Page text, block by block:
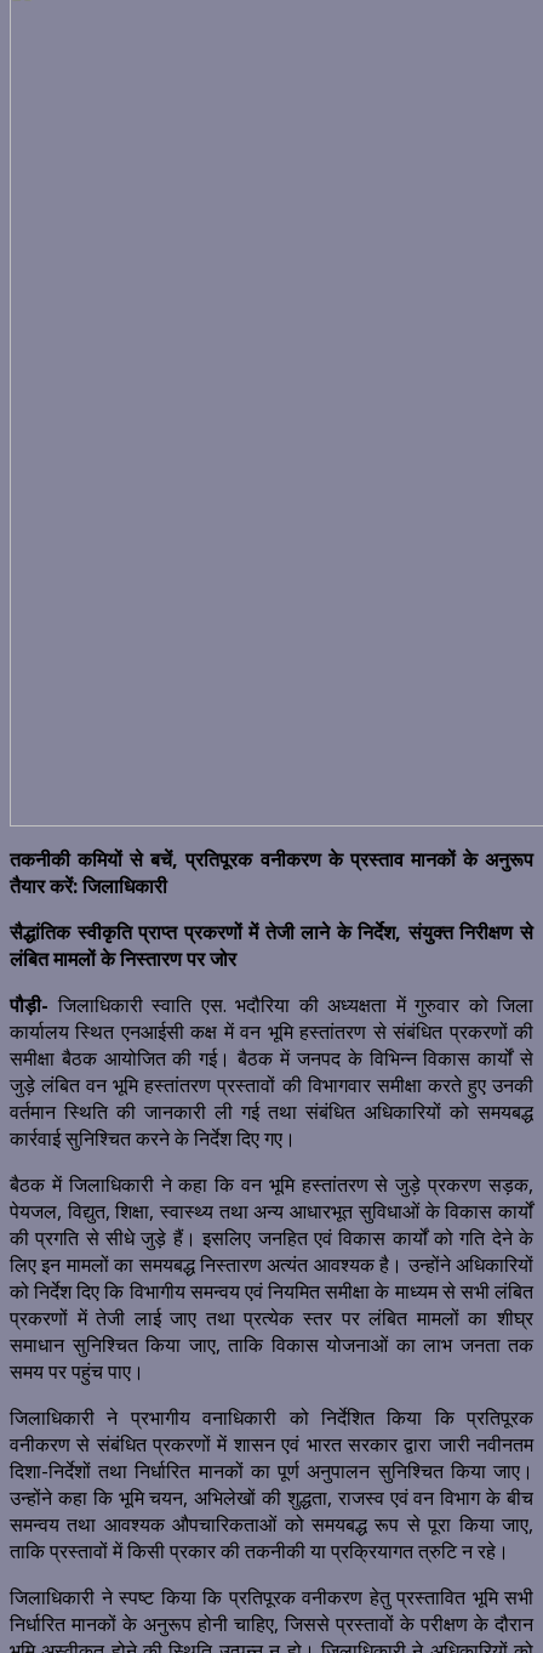
तकनीकी कमियों से बचें, प्रतिपूरक वनीकरण के प्रस्ताव मानकों के अनुरूप
तैयार करें: जिलाधिकारी
सैद्धांतिक स्वीकृति प्राप्त प्रकरणों में तेजी लाने के निर्देश, संयुक्त निरीक्षण से
लंबित मामलों के निस्तारण पर जोर
पौड़ी- जिलाधिकारी स्वाति एस. भदौरिया की अध्यक्षता में गुरुवार को जिला
कार्यालय स्थित एनआईसी कक्ष में वन भूमि हस्तांतरण से संबंधित प्रकरणों की
समीक्षा बैठक आयोजित की गई। बैठक में जनपद के विभिन्न विकास कार्यों से
जुड़े लंबित वन भूमि हस्तांतरण प्रस्तावों की विभागवार समीक्षा करते हुए उनकी
वर्तमान स्थिति की जानकारी ली गई तथा संबंधित अधिकारियों को समयबद्ध
कार्रवाई सुनिश्चित करने के निर्देश दिए गए।
बैठक में जिलाधिकारी ने कहा कि वन भूमि हस्तांतरण से जुड़े प्रकरण सड़क,
पेयजल, विद्युत, शिक्षा, स्वास्थ्य तथा अन्य आधारभूत सुविधाओं के विकास कार्यों
की प्रगति से सीधे जुड़े हैं। इसलिए जनहित एवं विकास कार्यों को गति देने के
लिए इन मामलों का समयबद्ध निस्तारण अत्यंत आवश्यक है। उन्होंने अधिकारियों
को निर्देश दिए कि विभागीय समन्वय एवं नियमित समीक्षा के माध्यम से सभी लंबित
प्रकरणों में तेजी लाई जाए तथा प्रत्येक स्तर पर लंबित मामलों का शीघ्र
समाधान सुनिश्चित किया जाए, ताकि विकास योजनाओं का लाभ जनता तक
समय पर पहुंच पाए।
जिलाधिकारी ने प्रभागीय वनाधिकारी को निर्देशित किया कि प्रतिपूरक
वनीकरण से संबंधित प्रकरणों में शासन एवं भारत सरकार द्वारा जारी नवीनतम
दिशा-निर्देशों तथा निर्धारित मानकों का पूर्ण अनुपालन सुनिश्चित किया जाए।
उन्होंने कहा कि भूमि चयन, अभिलेखों की शुद्धता, राजस्व एवं वन विभाग के बीच
समन्वय तथा आवश्यक औपचारिकताओं को समयबद्ध रूप से पूरा किया जाए,
ताकि प्रस्तावों में किसी प्रकार की तकनीकी या प्रक्रियागत त्रुटि न रहे।
जिलाधिकारी ने स्पष्ट किया कि प्रतिपूरक वनीकरण हेतु प्रस्तावित भूमि सभी
निर्धारित मानकों के अनुरूप होनी चाहिए, जिससे प्रस्तावों के परीक्षण के दौरान